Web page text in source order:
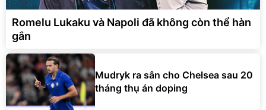
Romelu Lukaku và Napoli đã không còn thể hàn
gắn
Mudryk ra sân cho Chelsea sau 20
tháng thụ án doping